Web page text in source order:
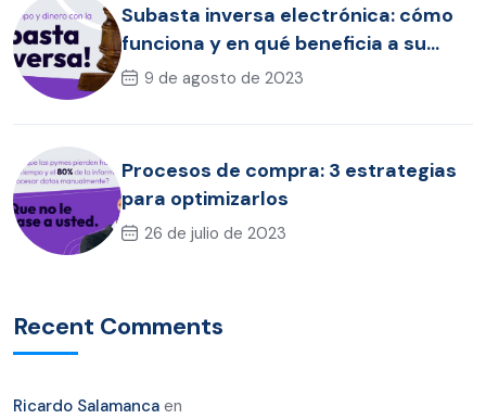
Subasta inversa electrónica: cómo
funciona y en qué beneficia a su
empresa
9 de agosto de 2023
Procesos de compra: 3 estrategias
para optimizarlos
26 de julio de 2023
Recent Comments
Ricardo Salamanca en